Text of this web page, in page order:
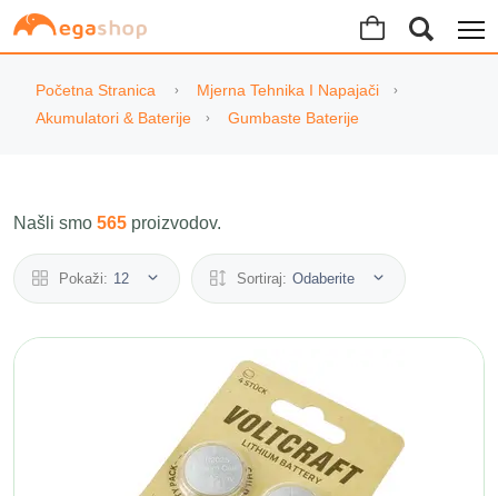
Početna Stranica
Mjerna Tehnika I Napajači
Akumulatori & Baterije
Gumbaste Baterije
Našli smo 565 proizvodov.
Pokaži: 12 Sortiraj: Odaberite